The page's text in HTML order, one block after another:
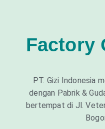
Factory
PT. Gizi Indonesia
dengan Pabrik &
bertempat di Jl.